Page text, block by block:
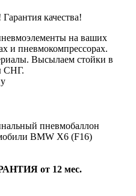
качества!
на ваших
и пневмокомпрессорах.
Высылаем стойки в
СНГ.
пневмобаллон
BMW X6 (F16)
от 12 мес.